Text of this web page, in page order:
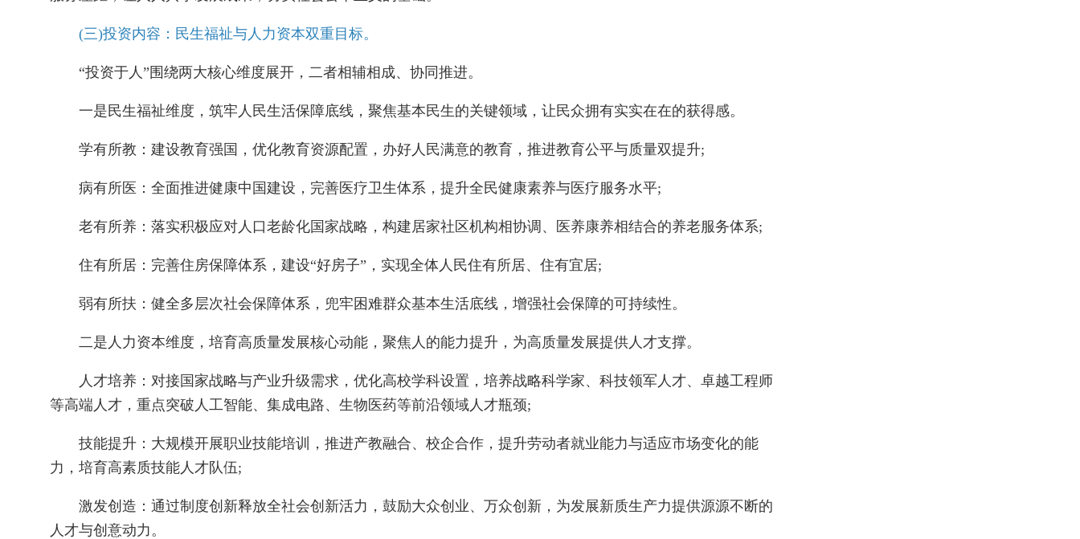
(三)投资内容：民生福祉与人力资本双重目标。
“投资于人”围绕两大核心维度展开，二者相辅相成、协同推进。
一是民生福祉维度，筑牢人民生活保障底线，聚焦基本民生的关键领域，让民众拥有实实在在的获得感。
学有所教：建设教育强国，优化教育资源配置，办好人民满意的教育，推进教育公平与质量双提升;
病有所医：全面推进健康中国建设，完善医疗卫生体系，提升全民健康素养与医疗服务水平;
老有所养：落实积极应对人口老龄化国家战略，构建居家社区机构相协调、医养康养相结合的养老服务体系;
住有所居：完善住房保障体系，建设“好房子”，实现全体人民住有所居、住有宜居;
弱有所扶：健全多层次社会保障体系，兜牢困难群众基本生活底线，增强社会保障的可持续性。
二是人力资本维度，培育高质量发展核心动能，聚焦人的能力提升，为高质量发展提供人才支撑。
人才培养：对接国家战略与产业升级需求，优化高校学科设置，培养战略科学家、科技领军人才、卓越工程师
等高端人才，重点突破人工智能、集成电路、生物医药等前沿领域人才瓶颈;
技能提升：大规模开展职业技能培训，推进产教融合、校企合作，提升劳动者就业能力与适应市场变化的能
力，培育高素质技能人才队伍;
激发创造：通过制度创新释放全社会创新活力，鼓励大众创业、万众创新，为发展新质生产力提供源源不断的
人才与创意动力。